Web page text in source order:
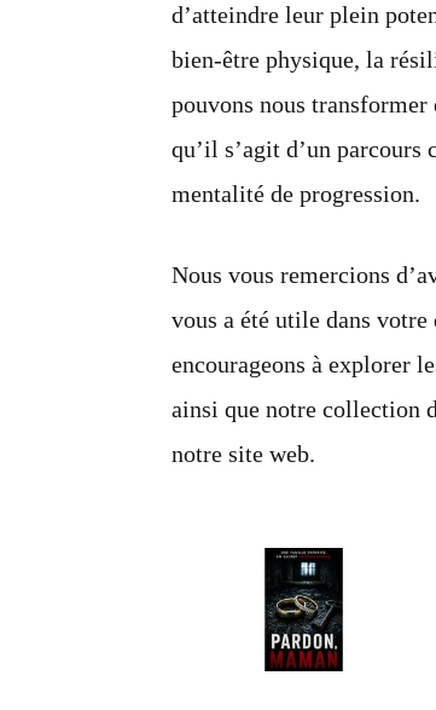
d’atteindre leur plein
bien-être physique, la
pouvons nous transformer
qu’il s’agit d’un parcours
mentalité de progression.
Nous vous remercions
vous a été utile dans
encourageons à explorer
ainsi que notre collection
notre site web.